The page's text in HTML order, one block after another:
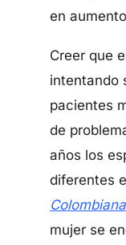
en
Creer que
intentando
pacientes
de
años los
diferentes
mujer se